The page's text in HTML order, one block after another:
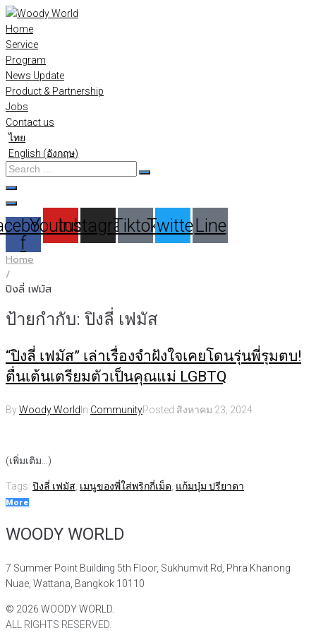
Skip
to
content
Home
Service
Program
News Update
Product & Partnership
Jobs
Contact us
ไทย
English (อังกฤษ)
Search
…
f
Youtube
Instagram
TiktokTwitterLine
Home
/
ปิงลี่ เฟมัส
ป้ายกำกับ: ปิงลี่ เฟมัส
“ปิงลี่ เฟมัส” เล่าเรื่องจำฝังใจเคยโดนรุ่นพี่รุมตบ!
ตื่นเต้นเตรียมตัวเป็นคุณแม่ LGBTQ
ByWoody WorldIn CommunityPosted สิงหาคม 23, 2024
(เพิ่มเติม…)
Tags: ปิงลี่ เฟมัส เมนูของพี่ใส่พริกกี่เม็ด แก้มบุ๋ม ปรียาดา
More
WOODY WORLD
7 Summer Point Building 5th Floor, Sukhumvit Rd, Phra Khanong
Nuae, Wattana, Bangkok 10110
© 2026 WOODY WORLD.
ALL RIGHTS RESERVED.